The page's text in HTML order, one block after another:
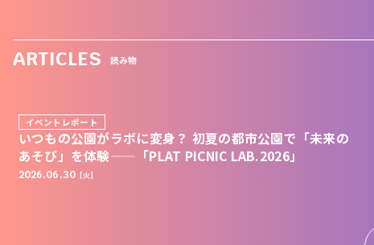
ARTICLES 読み物
イベントレポート
いつもの公園がラボに変身？ 初夏の都市公園で「未来の
あそび」を体験——「PLAT PICNIC LAB.2026」
2026.06.30 [火]